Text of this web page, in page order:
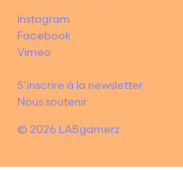
Instagram
Facebook
Vimeo
S’inscrire à la newsletter
Nous soutenir
© 2026 LABgamerz